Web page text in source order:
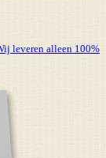
leveren alleen 100%